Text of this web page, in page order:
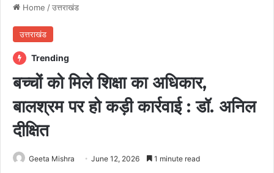
Home /उत्तराखंड
उत्तराखंड
Trending
बच्चों को मिले शिक्षा का अधिकार,
बालश्रम पर हो कड़ी कार्रवाई : डॉ. अनिल
दीक्षित
Geeta Mishra June 12, 2026 1 minute read